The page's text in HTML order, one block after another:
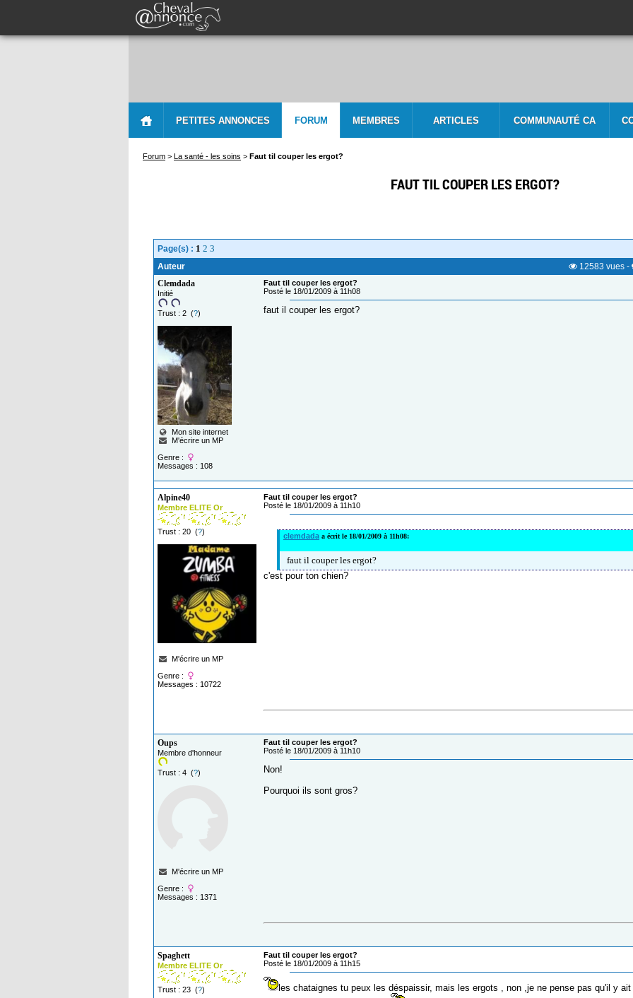
PETITES ANNONCES FORUM MEMBRES ARTICLES COMMUNAUTÉ CA
Forum > La santé - les soins > Faut til couper les ergot?
FAUT TIL COUPER LES ERGOT?
Page(s) : 1 2 3
Auteur 12583 vues -
Clemdada
Initié
Trust : 2 (?)
Mon site internet
M'écrire un MP
Genre :
Messages : 108
Faut til couper les ergot?
Posté le 18/01/2009 à 11h08
faut il couper les ergot?
Alpine40
Membre ELITE Or
Trust : 20 (?)
M'écrire un MP
Genre :
Messages : 10722
Faut til couper les ergot?
Posté le 18/01/2009 à 11h10
clemdada a écrit le 18/01/2009 à 11h08:
faut il couper les ergot?
c'est pour ton chien?
Oups
Membre d'honneur
Trust : 4 (?)
M'écrire un MP
Genre :
Messages : 1371
Faut til couper les ergot?
Posté le 18/01/2009 à 11h10
Non!
Pourquoi ils sont gros?
Spaghett
Membre ELITE Or
Trust : 23 (?)
Faut til couper les ergot?
Posté le 18/01/2009 à 11h15
les chataignes tu peux les déspaissir, mais les ergots , non ,je ne pense pas qu'il y